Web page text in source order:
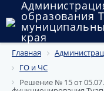
образования
края
Округ
Администрация
Главная
ГО и ЧС
Решение № 15 от